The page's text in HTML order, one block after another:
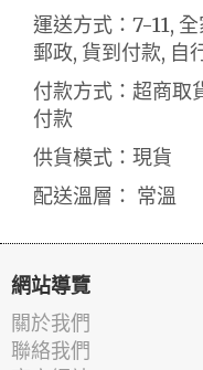
運送方式：7-11,
郵政, 貨到付款, 自
付款方式：超商取
付款
供貨模式：現貨
配送溫層： 常溫
網站導覽
關於我們
聯絡我們